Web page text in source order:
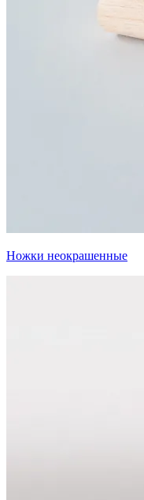
Ножки неокрашенные